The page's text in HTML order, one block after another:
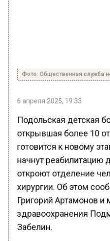
Фото: Общественная служба
6 апреля 2025, 19:33
Подольская детская
открывшая более 10
готовится к новому
начнут реабилитацию
откроют отделение
хирургии. Об этом
Григорий Артамонов и
здравоохранения
Забелин.